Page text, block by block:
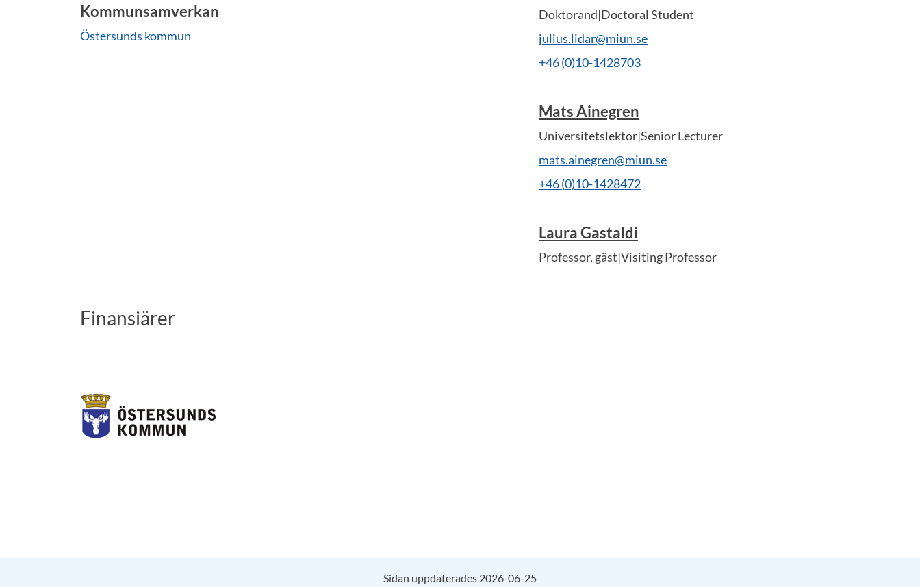
Kommunsamverkan
Östersunds kommun
Doktorand|Doctoral Student
julius.lidar@miun.se
+46 (0)10-1428703
Mats Ainegren
Universitetslektor|Senior Lecturer
mats.ainegren@miun.se
+46 (0)10-1428472
Laura Gastaldi
Professor, gäst|Visiting Professor
Finansiärer
Sidan uppdaterades 2026-06-25